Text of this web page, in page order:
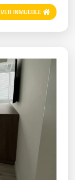
VER INMUEBLE